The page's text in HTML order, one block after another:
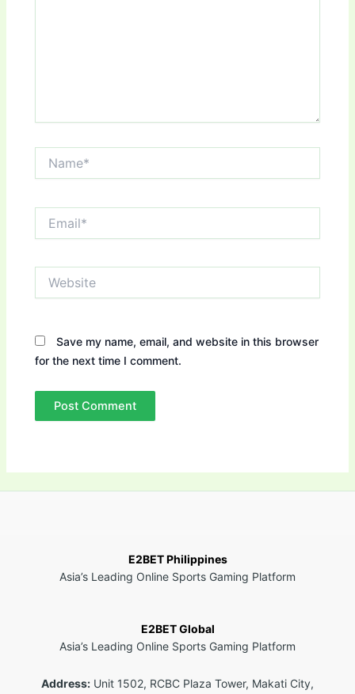
Save my name, email, and website in this browser
for the next time I comment.
E2BET Philippines
Asia’s Leading Online Sports Gaming Platform
E2BET Global
Asia’s Leading Online Sports Gaming Platform
Address: Unit 1502, RCBC Plaza Tower, Makati City,